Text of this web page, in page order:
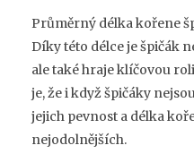
Průměrný délka kořene
Díky této délce je špičák
ale také hraje klíčovou
je, že i když špičáky
jejich pevnost a délka
nejodolnějších.